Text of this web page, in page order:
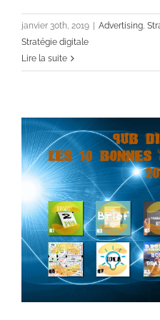
janvier 30th, 2019 Advertising,
Stratégie digitale
Lire la suite